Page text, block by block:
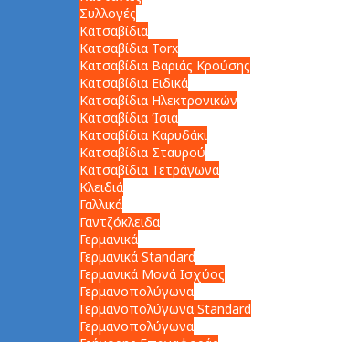
Συλλογές
Κατσαβίδια
Κατσαβίδια Torx
Κατσαβίδια Βαριάς Κρούσης
Κατσαβίδια Ειδικά
Κατσαβίδια Ηλεκτρονικών
Κατσαβίδια Ίσια
Κατσαβίδια Καρυδάκι
Κατσαβίδια Σταυρού
Κατσαβίδια Τετράγωνα
Κλειδιά
Γαλλικά
Γαντζόκλειδα
Γερμανικά
Γερμανικά Standard
Γερμανικά Μονά Ισχύος
Γερμανοπολύγωνα
Γερμανοπολύγωνα Standard
Γερμανοπολύγωνα